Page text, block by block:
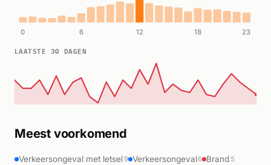
0 6 12 18 23
LAATSTE 30 DAGEN
Meest voorkomend
Verkeersongeval met letsel 9 Verkeersongeval6 Brand 5